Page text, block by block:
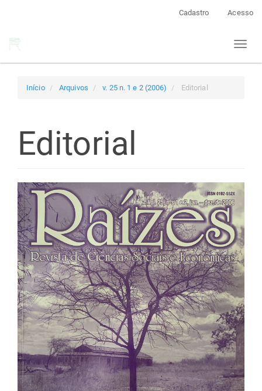
Cadastro Acesso
Toggle
Início Arquivos v. 25 n. 1 e 2 (2006) Editorial
Editorial
Barra
lateral
de
artigos